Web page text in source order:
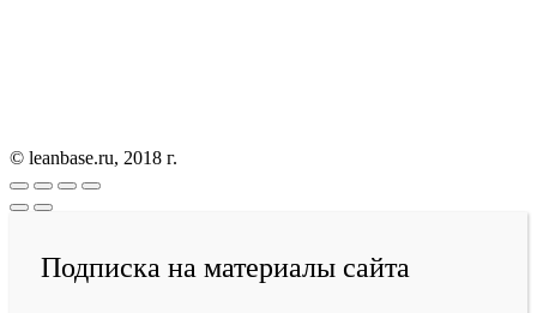
© leanbase.ru, 2018 г.
Подписка на материалы сайта